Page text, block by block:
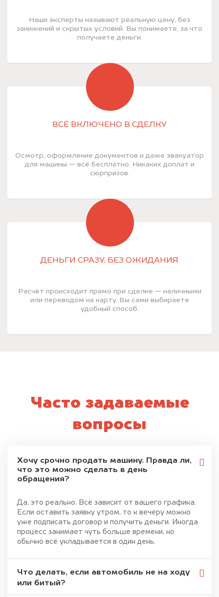
Наши эксперты называют реальную цену, без
занижений и скрытых условий. Вы понимаете, за что
получаете деньги.
ВСЁ ВКЛЮЧЕНО В СДЕЛКУ
Осмотр, оформление документов и даже эвакуатор
для машины — всё бесплатно. Никаких доплат и
сюрпризов.
ДЕНЬГИ СРАЗУ, БЕЗ ОЖИДАНИЯ
Расчёт происходит прямо при сделке — наличными
или переводом на карту. Вы сами выбираете
удобный способ.
Часто задаваемые
вопросы
Хочу срочно продать машину. Правда ли,
что это можно сделать в день
обращения?
Да, это реально. Всё зависит от вашего графика.
Если оставить заявку утром, то к вечеру можно
уже подписать договор и получить деньги. Иногда
процесс занимает чуть больше времени, но
обычно всё укладывается в один день.
Что делать, если автомобиль не на ходу
или битый?